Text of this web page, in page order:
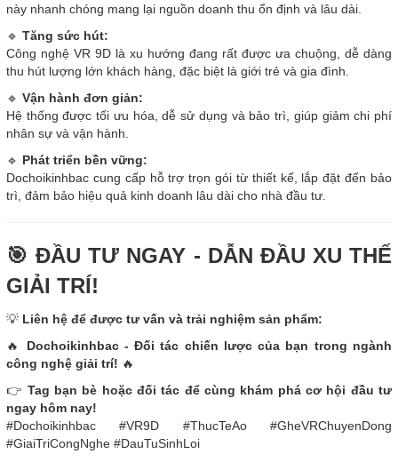
này nhanh chóng mang lại nguồn doanh thu ổn định và lâu dài.
🔹 Tăng sức hút:
Công nghệ VR 9D là xu hướng đang rất được ưa chuộng, dễ dàng
thu hút lượng lớn khách hàng, đặc biệt là giới trẻ và gia đình.
🔹 Vận hành đơn giản:
Hệ thống được tối ưu hóa, dễ sử dụng và bảo trì, giúp giảm chi phí
nhân sự và vận hành.
🔹 Phát triển bền vững:
Dochoikinhbac cung cấp hỗ trợ trọn gói từ thiết kế, lắp đặt đến bảo
trì, đảm bảo hiệu quả kinh doanh lâu dài cho nhà đầu tư.
🎯 ĐẦU TƯ NGAY - DẪN ĐẦU XU THẾ
GIẢI TRÍ!
💡 Liên hệ để được tư vấn và trải nghiệm sản phẩm:
🔥 Dochoikinhbac - Đối tác chiến lược của bạn trong ngành
công nghệ giải trí! 🔥
👉 Tag bạn bè hoặc đối tác để cùng khám phá cơ hội đầu tư
ngay hôm nay!
#Dochoikinhbac #VR9D #ThucTeAo #GheVRChuyenDong
#GiaiTriCongNghe #DauTuSinhLoi